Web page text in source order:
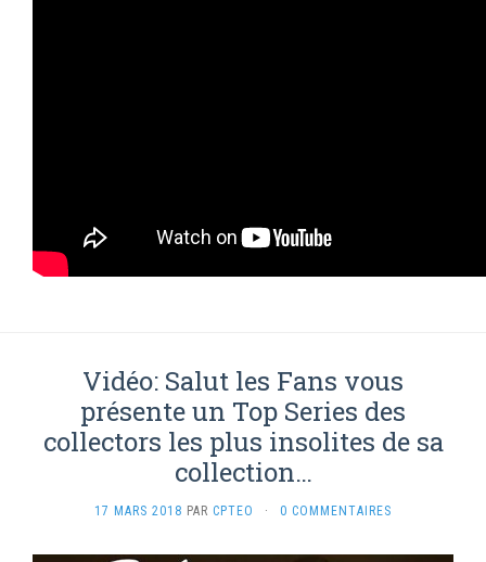
Vidéo: Salut les Fans vous
présente un Top Series des
collectors les plus insolites de sa
collection…
17 MARS 2018 PAR CPTEO · 0 COMMENTAIRES